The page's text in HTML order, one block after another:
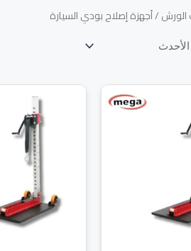
/ أجهزة إصلاح بودي السيارة